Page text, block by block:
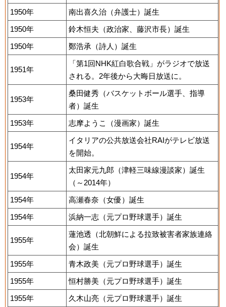
1950年
南出喜久治（弁護士）誕生
1950年
鈴木恒夫（政治家、藤沢市長）誕生
1950年
鄭浩承（詩人）誕生
1951年
「第1回NHK紅白歌合戦」がラジオで放送
される。2年後から大晦日放送に。
1953年
桑田健秀（バスケットボール選手、指導
者）誕生
1953年
志摩ようこ（漫画家）誕生
1954年
イタリアの公共放送会社RAIがテレビ放送
を開始。
1954年
太田家元九郎（津軽三味線漫談家）誕生
（～2014年）
1954年
高瀬春奈（女優）誕生
1954年
浜納一志（元プロ野球選手）誕生
1955年
蓮池透（北朝鮮による拉致被害者家族連絡
会）誕生
1955年
青木政美（元プロ野球選手）誕生
1955年
恒村勝美（元プロ野球選手）誕生
1955年
久木山亮（元プロ野球選手）誕生